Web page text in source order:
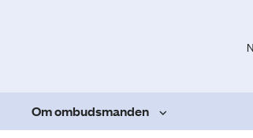
Om ombudsmanden